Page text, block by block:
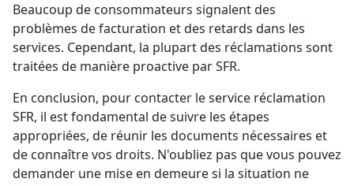
Beaucoup de consommateurs signalent des
problèmes de facturation et des retards dans les
services. Cependant, la plupart des réclamations sont
traitées de manière proactive par SFR.
En conclusion, pour contacter le service réclamation
SFR, il est fondamental de suivre les étapes
appropriées, de réunir les documents nécessaires et
de connaître vos droits. N'oubliez pas que vous pouvez
demander une mise en demeure si la situation ne